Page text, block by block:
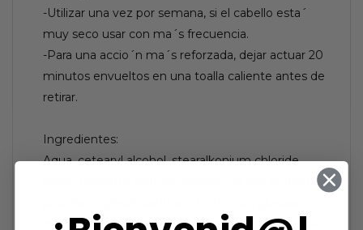
-Utilizar una vez por semana, si el cabello esta´
muy seco usar con ma´s frecuencia.
-Para una accio´n ma´s reforzada, dejar actuar 20
minutos envueltos en una toalla caliente antes de
retirar.
Ingredientes:
Aqua, cetearyl alcohol, stearalkonium chloride,
ornithine hcl, niacinamide, arginine hcl, pyridoxine